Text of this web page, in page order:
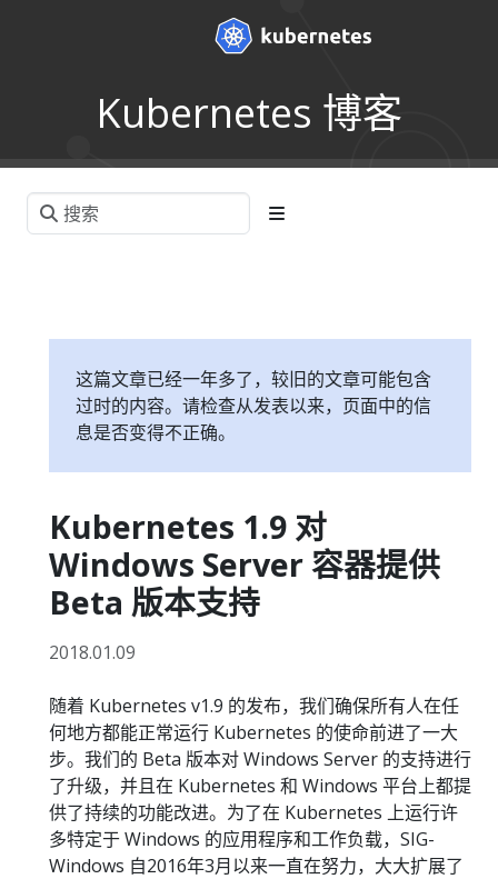
Kubernetes 博客
这篇文章已经一年多了，较旧的文章可能包含
过时的内容。请检查从发表以来，页面中的信
息是否变得不正确。
Kubernetes 1.9 对
Windows Server 容器提供
Beta 版本支持
2018.01.09
随着 Kubernetes v1.9 的发布，我们确保所有人在任
何地方都能正常运行 Kubernetes 的使命前进了一大
步。我们的 Beta 版本对 Windows Server 的支持进行
了升级，并且在 Kubernetes 和 Windows 平台上都提
供了持续的功能改进。为了在 Kubernetes 上运行许
多特定于 Windows 的应用程序和工作负载，SIG-
Windows 自2016年3月以来一直在努力，大大扩展了